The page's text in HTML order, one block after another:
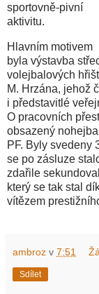
sportovně-pivní
aktivitu.
Hlavním motivem
byla výstavba
volejbalových
M. Hrzána, jehož
i představitlé
O pracovních
obsazený
PF. Byly svedeny
se po zásluze
zdařile
který se tak stal
vítězem
ambroz v 7:51
Sdílet